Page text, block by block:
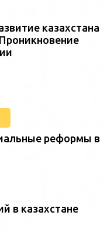
казахстана
реформы в
в казахстане